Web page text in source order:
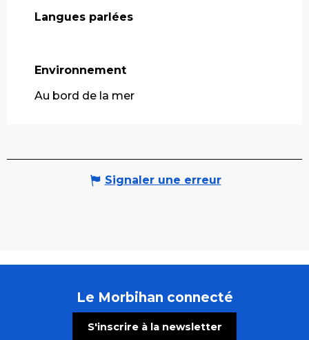
Langues parlées
Langues parlées
Environnement
Environnement
Au bord de la mer
Signaler une erreur
Le Morbihan connecté
S'inscrire à la newsletter